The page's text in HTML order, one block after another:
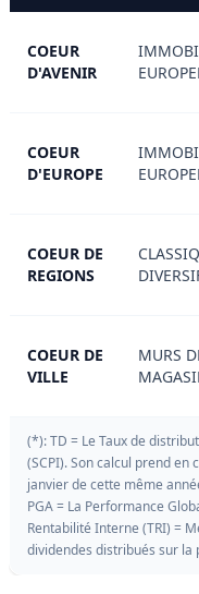
COEUR
D'AVENIR
COEUR
D'EUROPE
COEUR DE
REGIONS
COEUR DE
VILLE
MURS
(*): TD = Le Taux de
(SCPI). Son calcul prend
janvier de cette même
PGA = La Performance
Rentabilité Interne (TRI) =
dividendes distribués sur la